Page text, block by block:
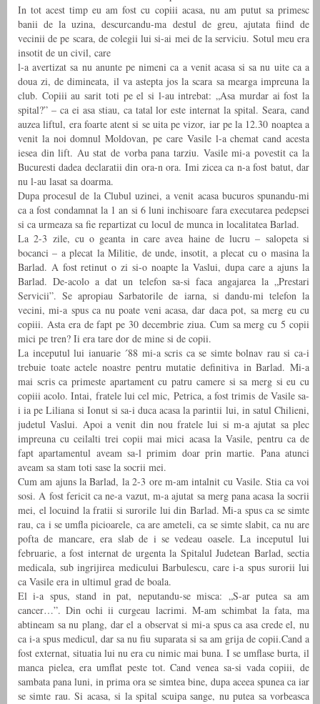
In tot acest timp eu am fost cu copiii acasa, nu am putut sa primesc
banii de la uzina, descurcandu-ma destul de greu, ajutata fiind de
vecinii de pe scara, de colegii lui si-ai mei de la serviciu. Sotul meu era
insotit de un civil, care
l-a avertizat sa nu anunte pe nimeni ca a venit acasa si sa nu uite ca a
doua zi, de dimineata, il va astepta jos la scara sa mearga impreuna la
club. Copiii au sarit toti pe el si l-au intrebat: „Asa murdar ai fost la
spital?” – ca ei asa stiau, ca tatal lor este internat la spital. Seara, cand
auzea liftul, era foarte atent si se uita pe vizor, iar pe la 12.30 noaptea a
venit la noi domnul Moldovan, pe care Vasile l-a chemat cand acesta
iesea din lift. Au stat de vorba pana tarziu. Vasile mi-a povestit ca la
Bucuresti dadea declaratii din ora-n ora. Imi zicea ca n-a fost batut, dar
nu l-au lasat sa doarma.
Dupa procesul de la Clubul uzinei, a venit acasa bucuros spunandu-mi
ca a fost condamnat la 1 an si 6 luni inchisoare fara executarea pedepsei
si ca urmeaza sa fie repartizat cu locul de munca in localitatea Barlad.
La 2-3 zile, cu o geanta in care avea haine de lucru – salopeta si
bocanci – a plecat la Militie, de unde, insotit, a plecat cu o masina la
Barlad. A fost retinut o zi si-o noapte la Vaslui, dupa care a ajuns la
Barlad. De-acolo a dat un telefon sa-si faca angajarea la „Prestari
Servicii”. Se apropiau Sarbatorile de iarna, si dandu-mi telefon la
vecini, mi-a spus ca nu poate veni acasa, dar daca pot, sa merg eu cu
copiii. Asta era de fapt pe 30 decembrie ziua. Cum sa merg cu 5 copii
mici pe tren? Ii era tare dor de mine si de copii.
La inceputul lui ianuarie ´88 mi-a scris ca se simte bolnav rau si ca-i
trebuie toate actele noastre pentru mutatie definitiva in Barlad. Mi-a
mai scris ca primeste apartament cu patru camere si sa merg si eu cu
copiii acolo. Intai, fratele lui cel mic, Petrica, a fost trimis de Vasile sa-
i ia pe Liliana si Ionut si sa-i duca acasa la parintii lui, in satul Chilieni,
judetul Vaslui. Apoi a venit din nou fratele lui si m-a ajutat sa plec
impreuna cu ceilalti trei copii mai mici acasa la Vasile, pentru ca de
fapt apartamentul aveam sa-l primim doar prin martie. Pana atunci
aveam sa stam toti sase la socrii mei.
Cum am ajuns la Barlad, la 2-3 ore m-am intalnit cu Vasile. Stia ca voi
sosi. A fost fericit ca ne-a vazut, m-a ajutat sa merg pana acasa la socrii
mei, el locuind la fratii si surorile lui din Barlad. Mi-a spus ca se simte
rau, ca i se umfla picioarele, ca are ameteli, ca se simte slabit, ca nu are
pofta de mancare, era slab de i se vedeau oasele. La inceputul lui
februarie, a fost internat de urgenta la Spitalul Judetean Barlad, sectia
medicala, sub ingrijirea medicului Barbulescu, care i-a spus surorii lui
ca Vasile era in ultimul grad de boala.
El i-a spus, stand in pat, neputandu-se misca: „S-ar putea sa am
cancer…”. Din ochi ii curgeau lacrimi. M-am schimbat la fata, ma
abtineam sa nu plang, dar el a observat si mi-a spus ca asa crede el, nu
ca i-a spus medicul, dar sa nu fiu suparata si sa am grija de copii.Cand a
fost externat, situatia lui nu era cu nimic mai buna. I se umflase burta, il
manca pielea, era umflat peste tot. Cand venea sa-si vada copiii, de
sambata pana luni, in prima ora se simtea bine, dupa aceea spunea ca iar
se simte rau. Si acasa, si la spital scuipa sange, nu putea sa vorbeasca